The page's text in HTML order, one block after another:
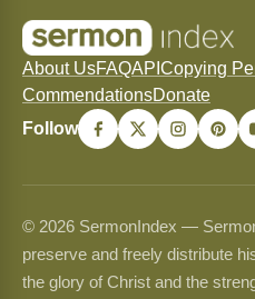
About UsFAQAPI Copying
CommendationsDonate
Follow
© 2026 SermonIndex —
preserve and freely distribute
the glory of Christ and the